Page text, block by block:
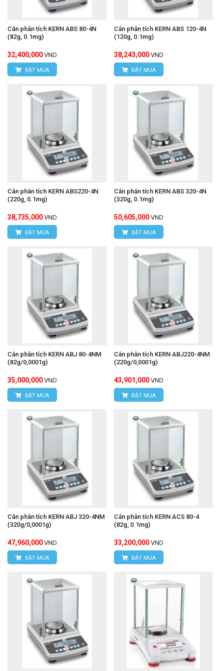
Cân phân tích KERN ABS 80-4N
(82g, 0.1mg)
32,400,000 VND
ĐẶT MUA
Cân phân tích KERN ABS 120-4N
(120g, 0.1mg)
38,243,000 VND
ĐẶT MUA
Cân phân tích KERN ABS220-4N
(220g, 0.1mg)
38,735,000 VND
ĐẶT MUA
Cân phân tích KERN ABS 320-4N
(320g, 0.1mg)
50,605,000 VND
ĐẶT MUA
Cân phân tích KERN ABJ 80-4NM
(82g/0,0001g)
35,000,000 VND
ĐẶT MUA
Cân phân tích KERN ABJ220-4NM
(220g/0,0001g)
43,901,000 VND
ĐẶT MUA
Cân phân tích KERN ABJ 320-4NM
(320g/0,0001g)
47,960,000 VND
ĐẶT MUA
Cân phân tích KERN ACS 80-4
(82g, 0.1mg)
33,200,000 VND
ĐẶT MUA